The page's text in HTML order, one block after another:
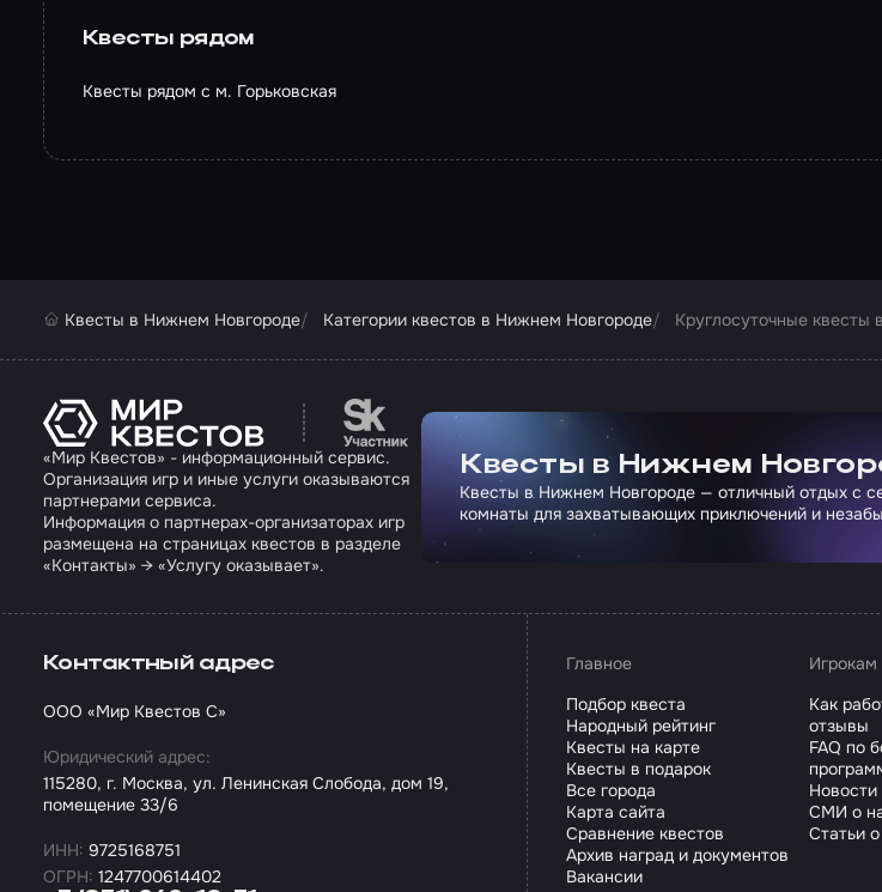
Квесты рядом
Квесты рядом с м. Горьковская
Квесты в Нижнем Новгороде Категории квестов в Нижнем Новгороде Круглосуточные
Перейти на сайт партнера Сколково
«Мир Квестов» - информационный сервис.
Организация игр и иные услуги оказываются
партнерами сервиса.
Информация о партнерах-организаторах игр
размещена на страницах квестов в разделе
«Контакты» → «Услугу оказывает».
Квесты в Нижнем
Квесты в Нижнем Новгороде — отличный отдых с
комнаты для захватывающих приключений и
Контактный адрес
ООО «Мир Квестов С»
Юридический адрес:
115280, г. Москва, ул. Ленинская Слобода, дом 19,
помещение 33/6
ИНН: 9725168751
ОГРН: 1247700614402
Главное
Подбор квеста
Народный рейтинг
Квесты на карте
Квесты в подарок
Все города
Карта сайта
Сравнение квестов
Архив наград и документов
Вакансии
Игрокам
Как
отзывы
FAQ по
СМИ о
Статьи